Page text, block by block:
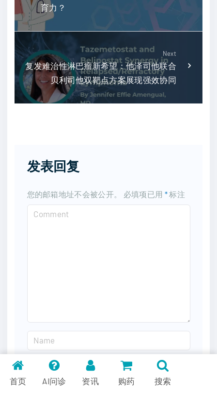
育力？
Next
复发难治性淋巴瘤新希望：他泽司他联合
贝利司他双靶点方案展现强效协同
发表回复
您的邮箱地址不会被公开。 必填项已用 *标注
a
首页 AI问诊 资讯 购药 搜索